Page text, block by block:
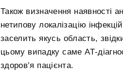
Також визначення наявності
нетипову локалізацію
заселить якусь область,
цьому випадку саме АТ-
здоров’я пацієнта.